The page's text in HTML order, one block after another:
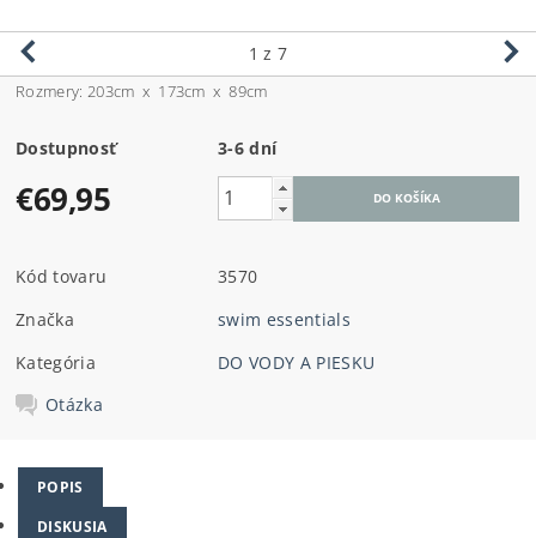
1 z 7
Rozmery: 203cm x 173cm x 89cm
Dostupnosť 3-6 dní
€69,95
Kód tovaru
3570
Značka
swim essentials
Kategória
DO VODY A PIESKU
Otázka
POPIS
DISKUSIA